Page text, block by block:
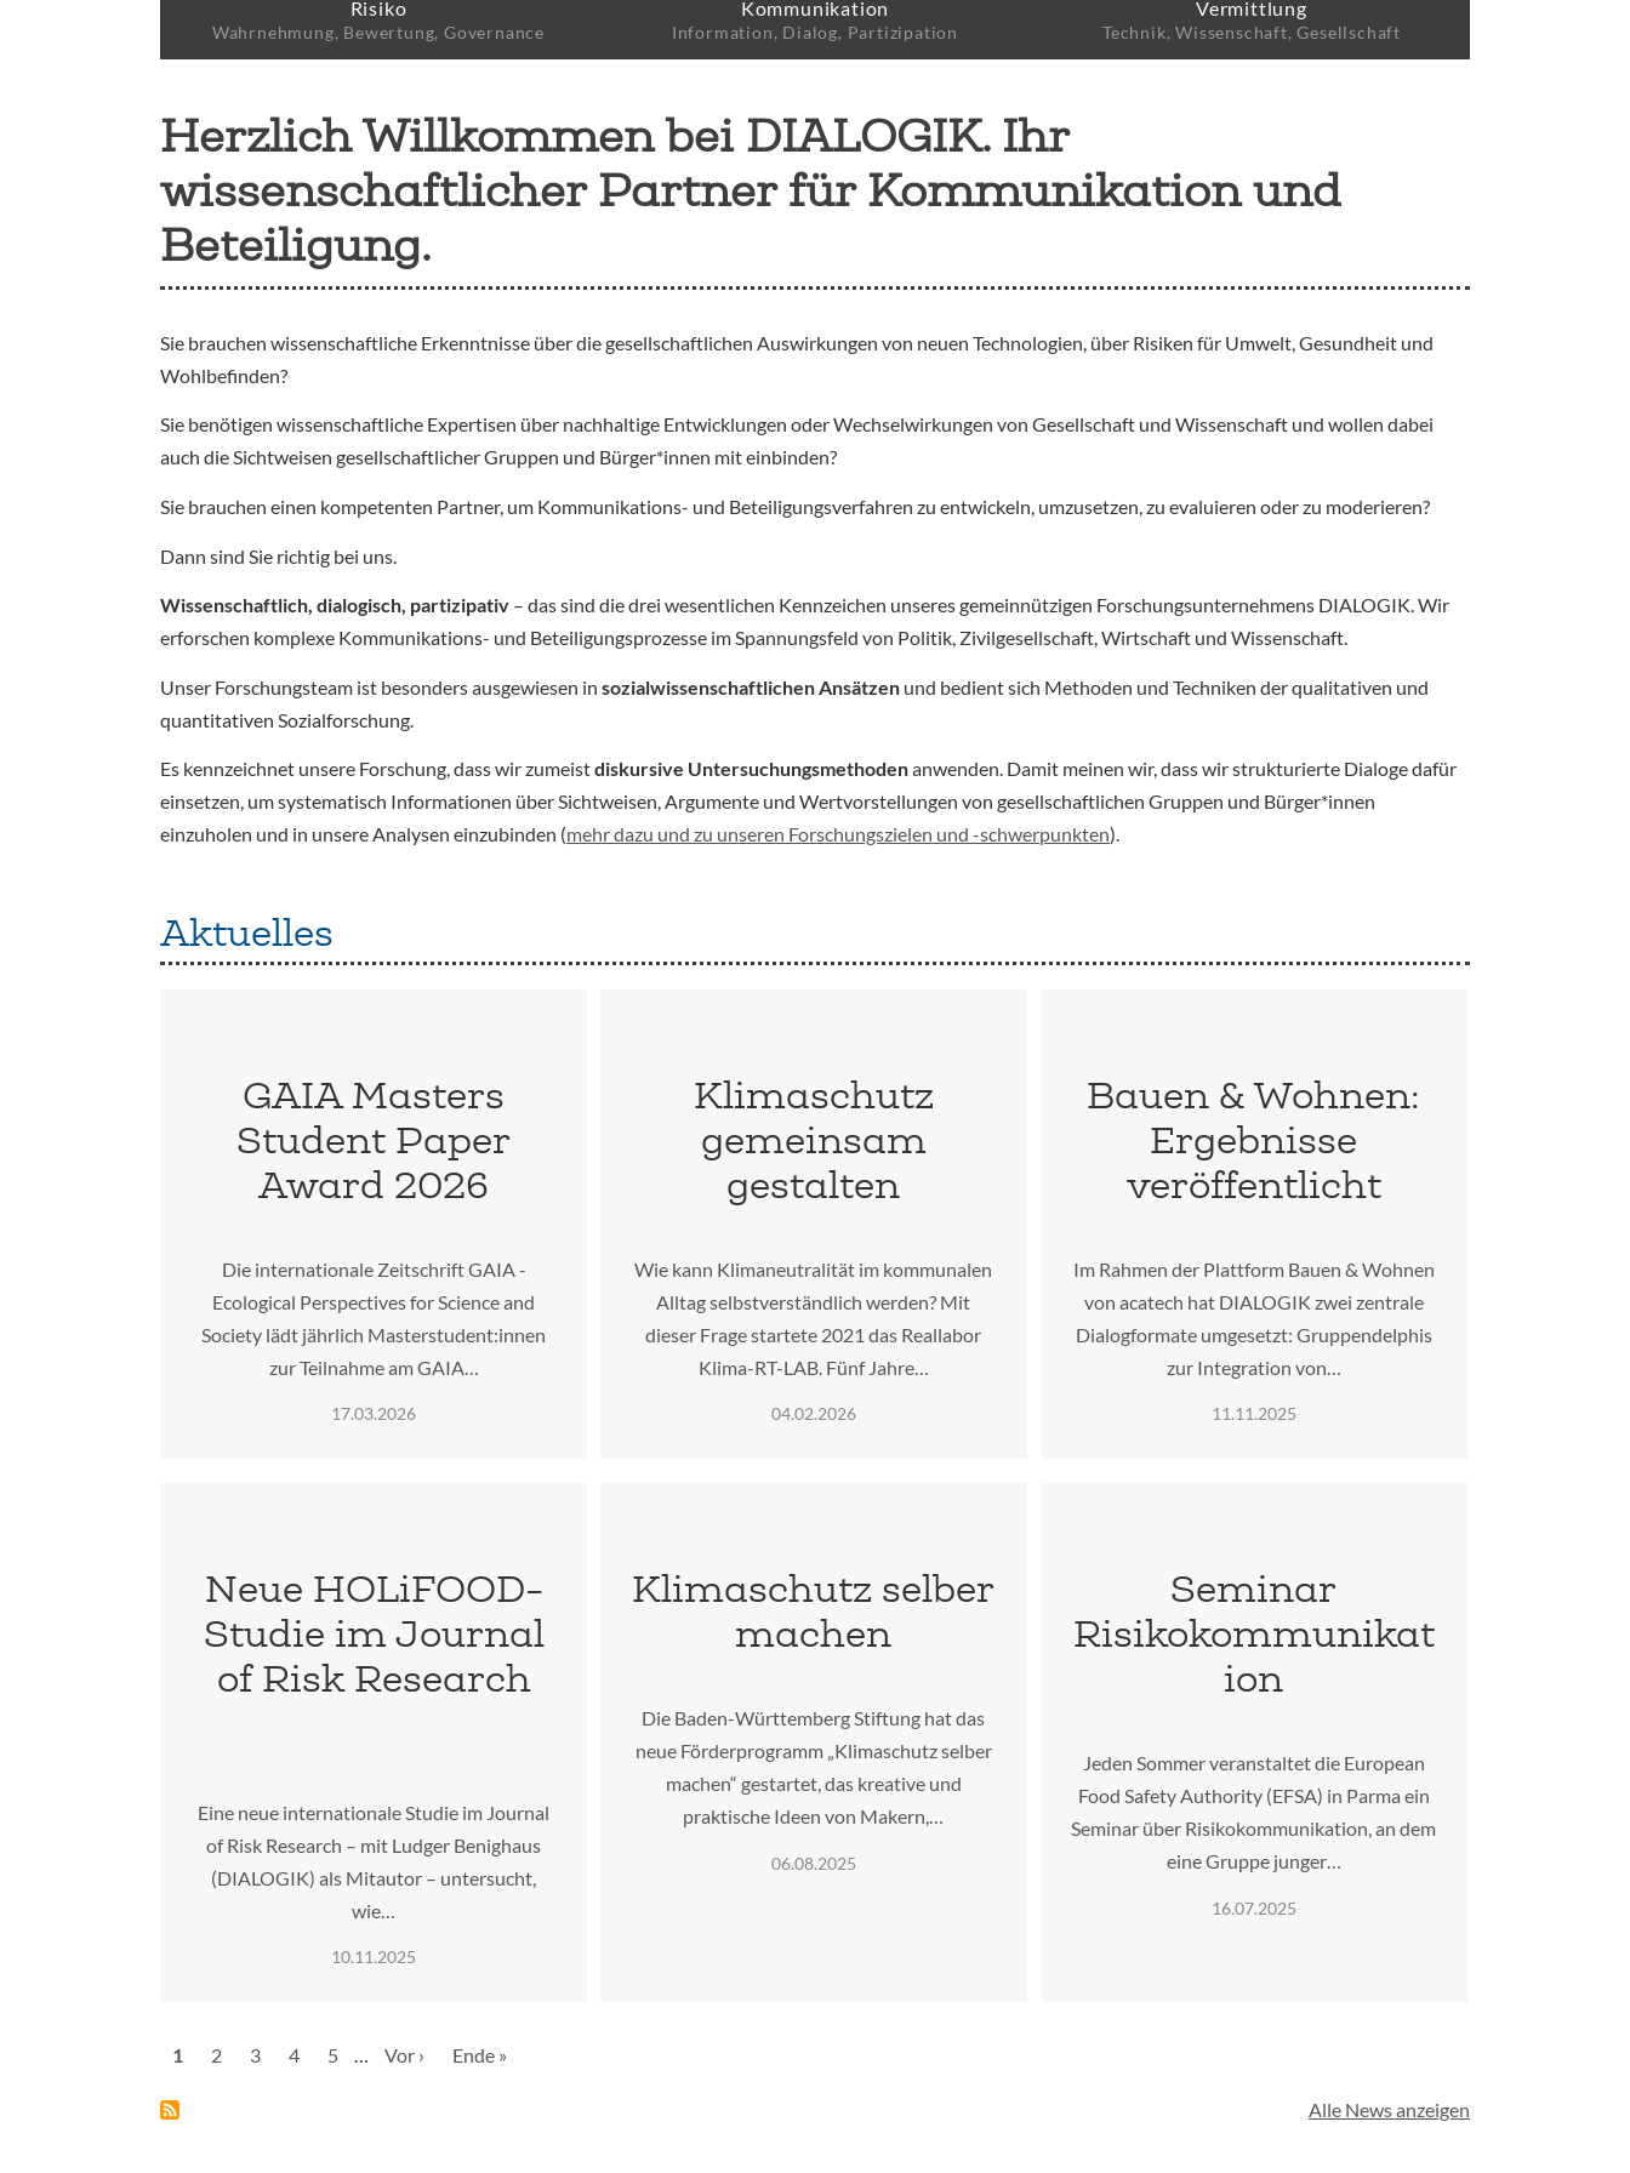
Risiko
Wahrnehmung, Bewertung, Governance
Kommunikation
Information, Dialog, Partizipation
Vermittlung
Technik, Wissenschaft, Gesellschaft
Herzlich Willkommen bei DIALOGIK. Ihr
wissenschaftlicher Partner für Kommunikation und
Beteiligung.
Sie brauchen wissenschaftliche Erkenntnisse über die gesellschaftlichen Auswirkungen von neuen Technologien, über Risiken für Umwelt, Gesundheit und
Wohlbefinden?
Sie benötigen wissenschaftliche Expertisen über nachhaltige Entwicklungen oder Wechselwirkungen von Gesellschaft und Wissenschaft und wollen dabei
auch die Sichtweisen gesellschaftlicher Gruppen und Bürger*innen mit einbinden?
Sie brauchen einen kompetenten Partner, um Kommunikations- und Beteiligungsverfahren zu entwickeln, umzusetzen, zu evaluieren oder zu moderieren?
Dann sind Sie richtig bei uns.
Wissenschaftlich, dialogisch, partizipativ – das sind die drei wesentlichen Kennzeichen unseres gemeinnützigen Forschungsunternehmens DIALOGIK. Wir
erforschen komplexe Kommunikations- und Beteiligungsprozesse im Spannungsfeld von Politik, Zivilgesellschaft, Wirtschaft und Wissenschaft.
Unser Forschungsteam ist besonders ausgewiesen in sozialwissenschaftlichen Ansätzen und bedient sich Methoden und Techniken der qualitativen und
quantitativen Sozialforschung.
Es kennzeichnet unsere Forschung, dass wir zumeistdiskursive Untersuchungsmethodenanwenden. Damit meinen wir, dass wir strukturierte Dialoge dafür
einsetzen, um systematisch Informationen über Sichtweisen, Argumente und Wertvorstellungen von gesellschaftlichen Gruppen und Bürger*innen
einzuholen und in unsere Analysen einzubinden (mehr dazu und zu unseren Forschungszielen und -schwerpunkten).
Aktuelles
GAIA Masters
Student Paper
Award 2026
Die internationale Zeitschrift GAIA -
Ecological Perspectives for Science and
Society lädt jährlich Masterstudent:innen
zur Teilnahme am GAIA…
17.03.2026
Klimaschutz
gemeinsam
gestalten
Wie kann Klimaneutralität im kommunalen
Alltag selbstverständlich werden? Mit
dieser Frage startete 2021 das Reallabor
Klima-RT-LAB. Fünf Jahre…
04.02.2026
Bauen & Wohnen:
Ergebnisse
veröffentlicht
Im Rahmen der Plattform Bauen & Wohnen
von acatech hat DIALOGIK zwei zentrale
Dialogformate umgesetzt: Gruppendelphis
zur Integration von…
11.11.2025
Neue HOLiFOOD-
Studie im Journal
of Risk Research
Eine neue internationale Studie im Journal
of Risk Research – mit Ludger Benighaus
(DIALOGIK) als Mitautor – untersucht,
wie…
10.11.2025
Klimaschutz selber
machen
Die Baden-Württemberg Stiftung hat das
neue Förderprogramm „Klimaschutz selber
machen“ gestartet, das kreative und
praktische Ideen von Makern,…
06.08.2025
Seminar
Risikokommunikat
ion
Jeden Sommer veranstaltet die European
Food Safety Authority (EFSA) in Parma ein
Seminar über Risikokommunikation, an dem
eine Gruppe junger…
16.07.2025
Aktuelle
1 Seite
2 Seite
3 Seite
4 Seite
5 …
Nächste
Vor ›
Letzte
Ende »
Alle News anzeigen